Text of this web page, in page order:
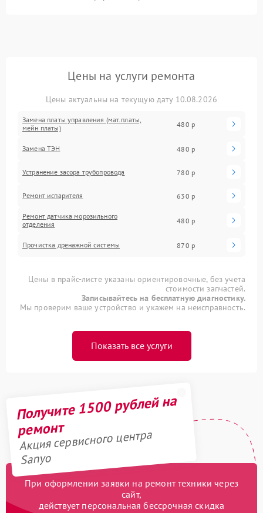
Цены на услуги ремонта
Цены актуальны на текущую дату 10.08.2026
Замена платы управления (мат.платы,
мейн платы)
480 р
Замена ТЭН 480 р
Устранение засора трубопровода 780 р
Ремонт испарителя 630 р
Ремонт датчика морозильного
отделения
480 р
Прочистка дренажной системы 870 р
Цены в прайс-листе указаны ориентировочные, без учета
стоимости запчастей.
Записывайтесь на бесплатную диагностику.
Мы проверим ваше устройство и укажем на неисправность.
Показать все услуги
Получите 1500 рублей на
ремонт
Акция сервисного центра
Sanyo
При оформлении заявки на ремонт техники через
сайт,
действует персональная бессрочная скидка